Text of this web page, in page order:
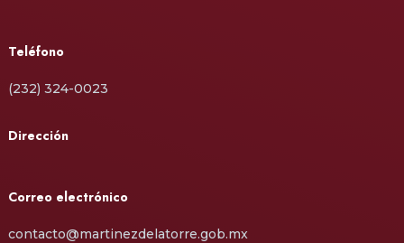
Teléfono
(232) 324-0023
Dirección
Correo electrónico
contacto@martinezdelatorre.gob.mx